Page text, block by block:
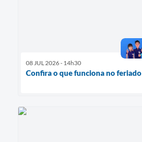
08 JUL 2026 - 14h30
Confira o que funciona no feriado